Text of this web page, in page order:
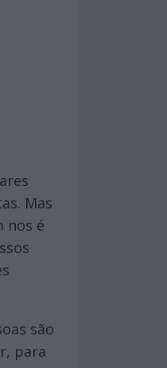
Mas
nos é
são
para